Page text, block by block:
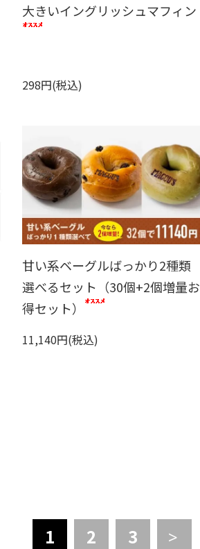
大きいイングリッシュマフィン
298円(税込)
甘い系ベーグルばっかり2種類
選べるセット（30個+2個増量お
得セット）
11,140円(税込)
1 2 3